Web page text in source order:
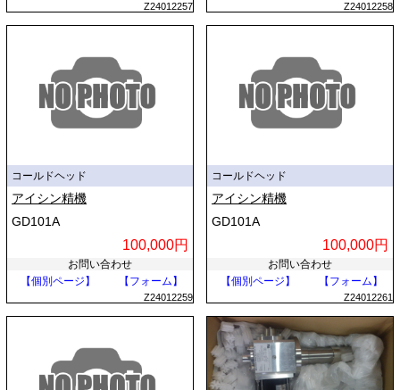
Z24012257 Z24012258
コールドヘッド
アイシン精機
GD101A
100,000円
お問い合わせ
【個別ページ】
【フォーム】
Z24012259
コールドヘッド
アイシン精機
GD101A
100,000円
お問い合わせ
【個別ページ】
【フォーム】
Z24012261